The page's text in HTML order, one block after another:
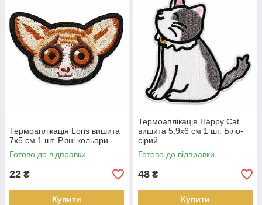
Термоаплікація Loris вишита
7х5 см 1 шт. Різні кольори
Готово до відправки
22 ₴
Купити
Термоаплікація Happy Cat
вишита 5,9х6 см 1 шт. Біло-
сірий
Готово до відправки
48 ₴
Купити